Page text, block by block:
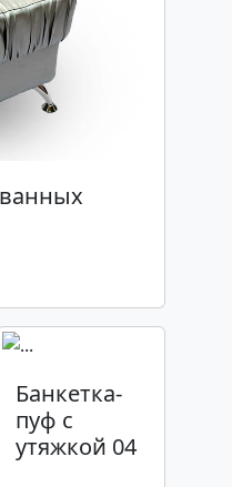
Банкетка-
пуф с
утяжкой 04